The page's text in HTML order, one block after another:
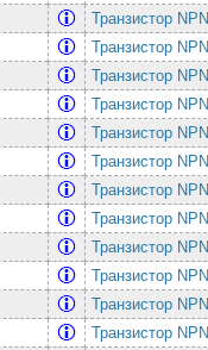
Транзистор
Транзистор
Транзистор
Транзистор
Транзистор
Транзистор
Транзистор
Транзистор
Транзистор
Транзистор
Транзистор
Транзистор